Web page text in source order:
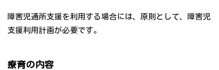
障害児通所支援を利用する場合には、原則として、障害児
支援利用計画が必要です。
療育の内容